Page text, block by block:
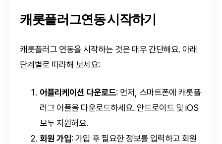
캐롯플러그연동 시작하기
캐롯플러그 연동을 시작하는 것은 매우 간단해요. 아래
단계별로 따라해 보세요:
어플리케이션 다운로드: 먼저, 스마트폰에 캐롯플
러그 어플을 다운로드하세요. 안드로이드 및 iOS
모두 지원해요.
회원 가입: 가입 후 필요한 정보를 입력하고 회원